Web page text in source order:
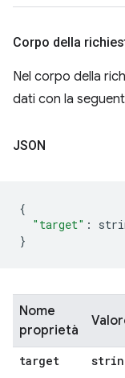
Corpo della
Nel corpo della
dati con la
JSON
{
"target" :
}
Nome
proprietà
target